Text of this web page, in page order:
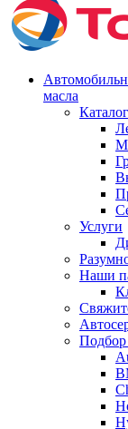
масла
Услуги
Наши
Подбор